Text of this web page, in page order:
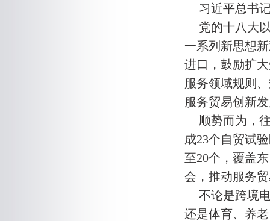
习近平总书
党的十八大
一系列新思想
进口，鼓励扩
服务领域规则
服务贸易创新
顺势而为，
成23个自贸试
至20个，覆盖
会，推动服务
不论是跨境
还是体育、养